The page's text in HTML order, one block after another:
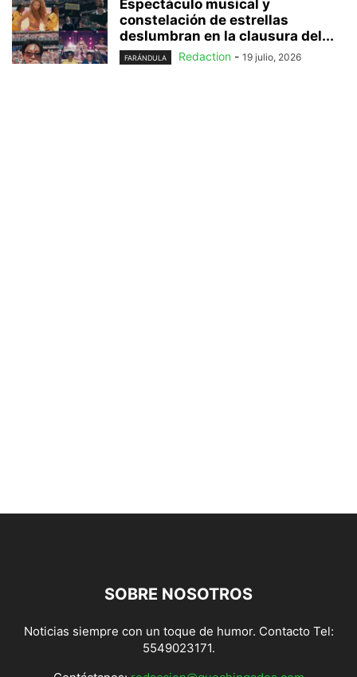
Espectáculo musical y
constelación de estrellas
deslumbran en la clausura del...
FARÁNDULA Redaction - 19 julio, 2026
SOBRE NOSOTROS
Noticias siempre con un toque de humor. Contacto Tel:
5549023171.